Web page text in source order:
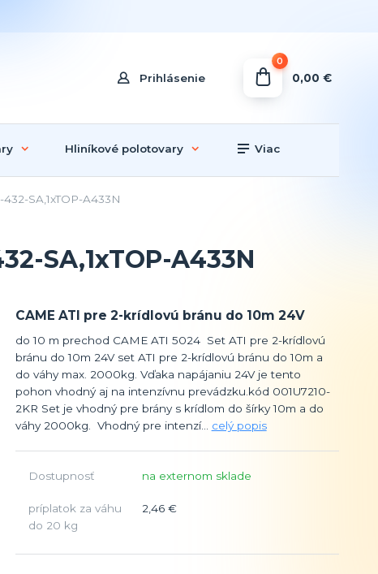
Prihlásenie
0
0,00 €
Hliníkové polotovary Viac
SA,1xTOP-A433N
SA,1xTOP-A433N
CAME ATI pre 2-krídlovú bránu do 10m 24V
do 10 m prechod CAME ATI 5024 Set ATI pre 2-krídlovú
bránu do 10m 24V set ATI pre 2-krídlovú bránu do 10m a
do váhy max. 2000kg. Vďaka napájaniu 24V je tento
pohon vhodný aj na intenzívnu prevádzku.kód 001U7210-
2KR Set je vhodný pre brány s krídlom do šírky 10m a do
váhy 2000kg. Vhodný pre intenzí... celý popis
Dostupnosť na externom sklade
príplatok za váhu
do 20 kg
2,46 €